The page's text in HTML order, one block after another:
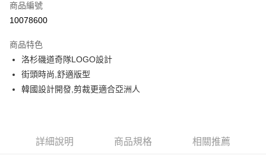
超商取貨付款
Apple Pay
街口支付
全家取貨付款<未取貨列黑名單/不支援離島取退>
商品編號
10078600
商品特色
洛杉磯道奇隊LOGO設計
街頭時尚,舒適版型
韓國設計開發,剪裁更適合亞洲人
詳細說明 商品規格 相關推薦